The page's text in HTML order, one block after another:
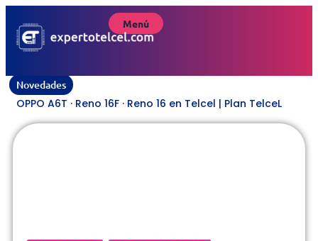
Menú
Novedades
OPPO A6T · Reno 16F · Reno 16 en Telcel | Plan TelceL